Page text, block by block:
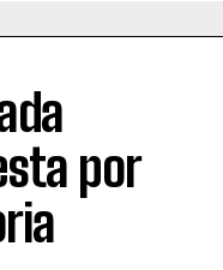
por